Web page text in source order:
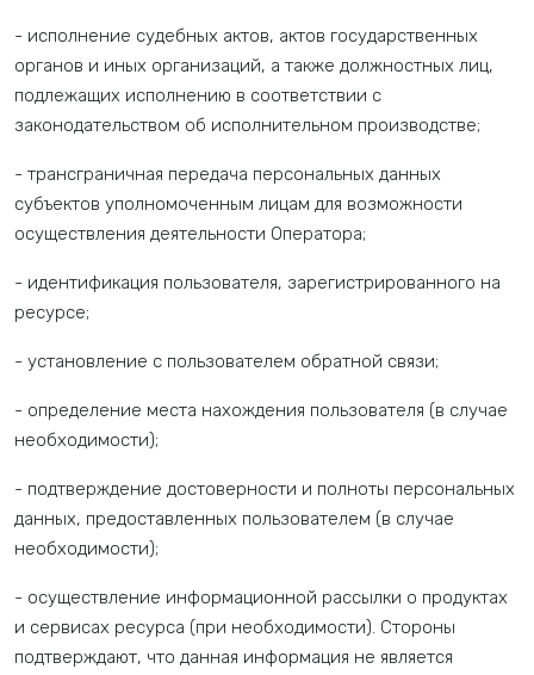
- исполнение судебных актов, актов государственных
органов и иных организаций, а также должностных лиц,
подлежащих исполнению в соответствии с
законодательством об исполнительном производстве;
- трансграничная передача персональных данных
субъектов уполномоченным лицам для возможности
осуществления деятельности Оператора;
- идентификация пользователя, зарегистрированного на
ресурсе;
- установление с пользователем обратной связи;
- определение места нахождения пользователя (в случае
необходимости);
- подтверждение достоверности и полноты персональных
данных, предоставленных пользователем (в случае
необходимости);
- осуществление информационной рассылки о продуктах
и сервисах ресурса (при необходимости). Стороны
подтверждают, что данная информация не является